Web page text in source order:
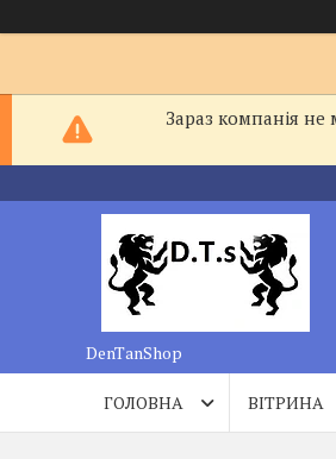
Зараз компанія не
DenTanShop
ГОЛОВНА ВІТРИНА